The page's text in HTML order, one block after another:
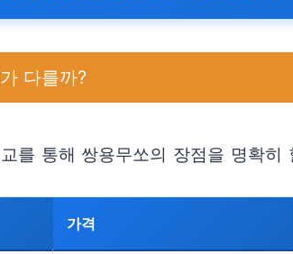
다를까?
를 통해 쌍용무쏘의 장점을 명확
가격